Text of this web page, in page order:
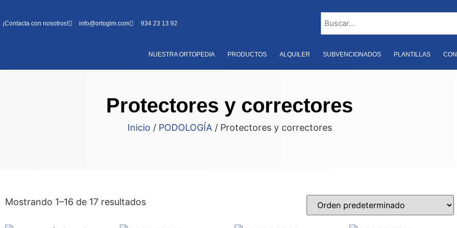
¡Contacta con nosotros! info@ortogim.com 934 23 13 92
NUESTRA ORTOPEDIA PRODUCTOS ALQUILER SUBVENCIONADOS PLANTILLAS
Protectores y correctores
Inicio / PODOLOGÍA/ Protectores y correctores
Mostrando 1–16 de 17 resultados